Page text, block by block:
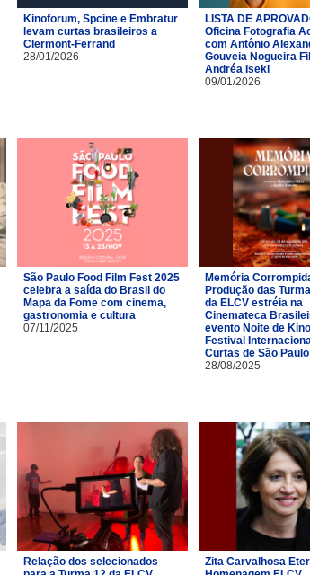
Kinoforum, Spcine e Embratur
levam curtas brasileiros a
Clermont-Ferrand
28/01/2026
LISTA DE
Oficina Fotografia
com Antônio
Gouveia Nogueira
Andréa Iseki
09/01/2026
São Paulo Food Film Fest 2025
celebra a saída do Brasil do
Mapa da Fome com cinema,
gastronomia e cultura
07/11/2025
Memória
Produção das
da ELCV estréia na
Cinemateca
evento Noite de
Festival
Curtas de São Paulo
28/08/2025
Relação dos selecionados
Zita Carvalhosa